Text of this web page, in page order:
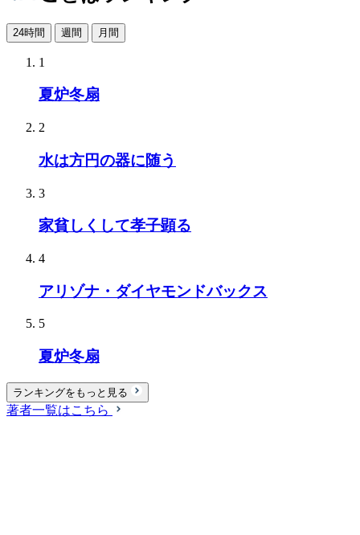
24時間 週間 月間
1
夏炉冬扇
2
水は方円の器に随う
3
家貧しくして孝子顕る
4
アリゾナ・ダイヤモンドバックス
5
夏炉冬扇
ランキングをもっと見る
著者一覧はこちら